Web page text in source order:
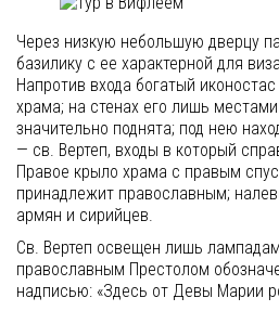
Через низкую небольшую дверцу
базилику с ее характерной для
Напротив входа богатый
храма; на стенах его лишь
значительно поднята; под нею
— св. Вертеп, входы в который
Правое крыло храма с правым
принадлежит православным;
армян и сирийцев.
Св. Вертеп освещен лишь
православным Престолом
надписью: «Здесь от Девы Марии